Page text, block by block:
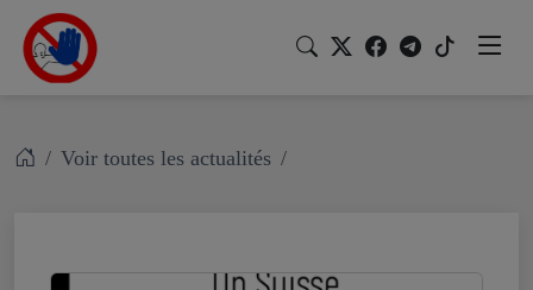
Voir toutes les actualités